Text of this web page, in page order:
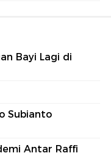
Bayi Lagi di
Subianto
Antar Raffi